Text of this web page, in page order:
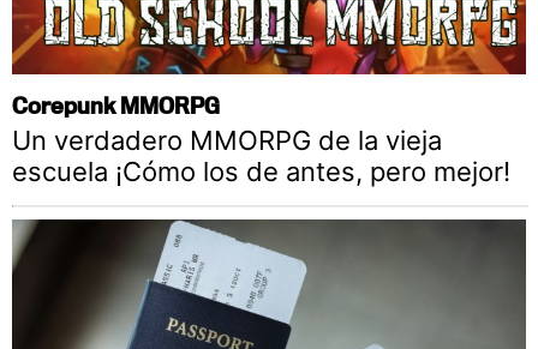
Corepunk MMORPG
Un verdadero MMORPG de la vieja
escuela ¡Cómo los de antes, pero mejor!